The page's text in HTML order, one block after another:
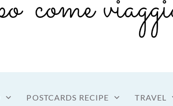
POSTCARDS RECIPE TRAVEL